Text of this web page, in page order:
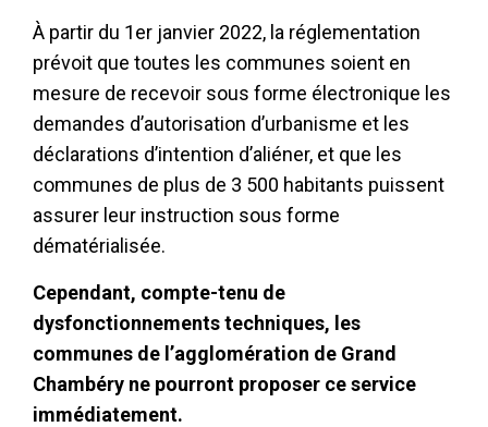
À partir du 1er janvier 2022, la réglementation
prévoit que toutes les communes soient en
mesure de recevoir sous forme électronique les
demandes d’autorisation d’urbanisme et les
déclarations d’intention d’aliéner, et que les
communes de plus de 3 500 habitants puissent
assurer leur instruction sous forme
dématérialisée.
Cependant, compte-tenu de
dysfonctionnements techniques, les
communes de l’agglomération de Grand
Chambéry ne pourront proposer ce service
immédiatement.